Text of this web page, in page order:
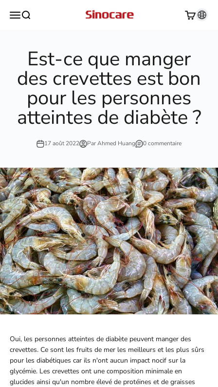
Ouvrir la navigation
Ouvrir la recherche
Sinocare
Voir le
Est-ce que manger
des crevettes est bon
pour les personnes
atteintes de diabète ?
17 août 2022 Par Ahmed Huang 0 commentaire
Oui, les personnes atteintes de diabète peuvent manger des
crevettes. Ce sont les fruits de mer les meilleurs et les plus sûrs
pour les diabétiques car ils n'ont aucun impact nocif sur la
glycémie. Les crevettes ont une composition minimale en
glucides ainsi qu'un nombre élevé de protéines et de graisses